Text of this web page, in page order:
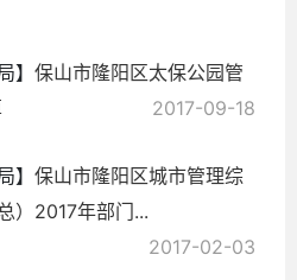
】 保山市隆阳区太保公园管
2017-09-18
】 保山市隆阳区城市管理综
）2017年部门...
2017-02-03